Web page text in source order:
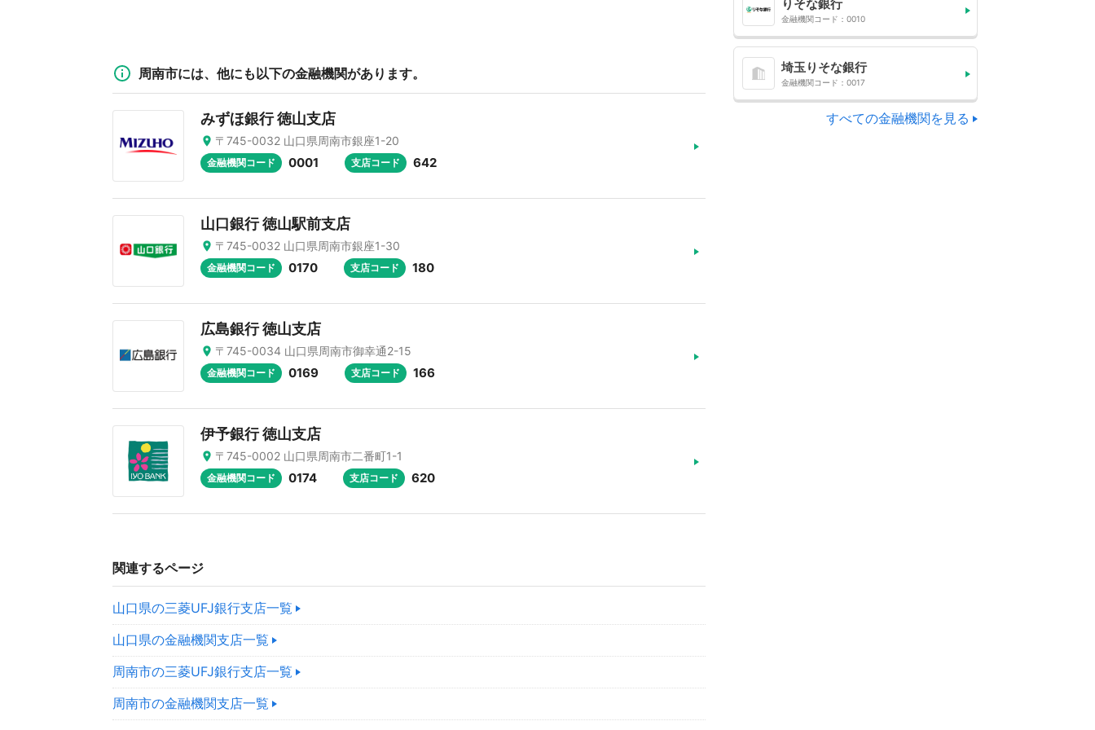
周南市には、他にも以下の金融機関があります。
みずほ銀行 徳山支店
〒745-0032 山口県周南市銀座1-20
金融機関コード 0001 支店コード 642
山口銀行 徳山駅前支店
〒745-0032 山口県周南市銀座1-30
金融機関コード 0170 支店コード 180
広島銀行 徳山支店
〒745-0034 山口県周南市御幸通2-15
金融機関コード 0169 支店コード 166
伊予銀行 徳山支店
〒745-0002 山口県周南市二番町1-1
金融機関コード 0174 支店コード 620
関連するページ
山口県の三菱UFJ銀行支店一覧
山口県の金融機関支店一覧
周南市の三菱UFJ銀行支店一覧
周南市の金融機関支店一覧
りそな銀行
金融機関コード：0010
埼玉りそな銀行
金融機関コード：0017
すべての金融機関を見る